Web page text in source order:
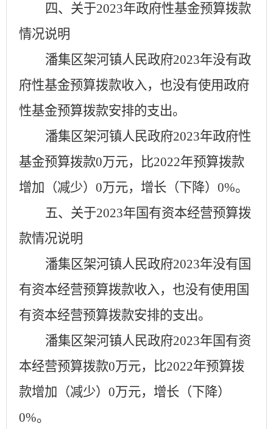
四、关于2023年政府性基金预算拨款
情况说明
潘集区架河镇人民政府2023年没有政
府性基金预算拨款收入，也没有使用政府
性基金预算拨款安排的支出。
潘集区架河镇人民政府2023年政府性
基金预算拨款0万元，比2022年预算拨款
增加（减少） 0万元，增长（下降） 0%。
五、关于2023年国有资本经营预算拨
款情况说明
潘集区架河镇人民政府2023年没有国
有资本经营预算拨款收入，也没有使用国
有资本经营预算拨款安排的支出。
潘集区架河镇人民政府2023年国有资
本经营预算拨款0万元，比2022年预算拨
款增加（减少） 0万元，增长（下降）
0%。